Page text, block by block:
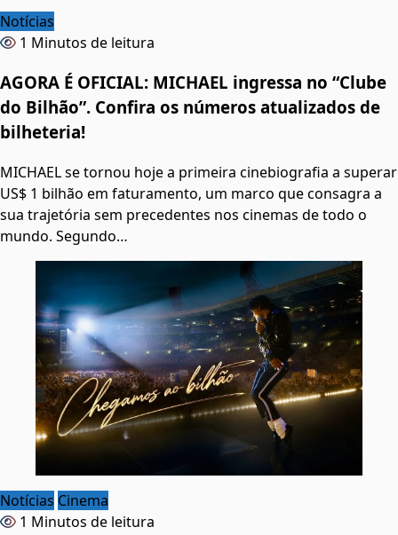
Notícias
1 Minutos de leitura
AGORA É OFICIAL: MICHAEL ingressa no “Clube
do Bilhão”. Confira os números atualizados de
bilheteria!
MICHAEL se tornou hoje a primeira cinebiografia a superar
US$ 1 bilhão em faturamento, um marco que consagra a
sua trajetória sem precedentes nos cinemas de todo o
mundo. Segundo…
Notícias Cinema
1 Minutos de leitura